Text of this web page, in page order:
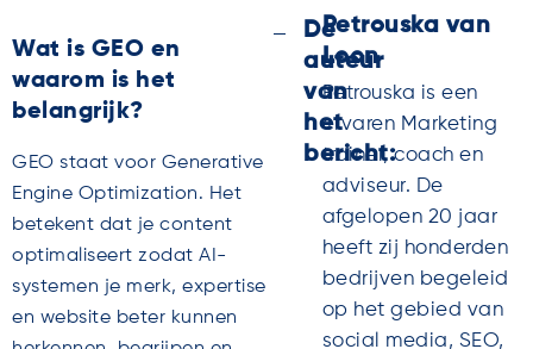
Wat is GEO en
waarom is het
belangrijk?
GEO staat voor Generative
Engine Optimization. Het
betekent dat je content
optimaliseert zodat AI-
systemen je merk, expertise
en website beter kunnen
De
auteur
van
het
bericht:
Petrouska van
Loon
Petrouska is een
ervaren Marketing
trainer, coach en
adviseur. De
afgelopen 20 jaar
heeft zij honderden
bedrijven begeleid
op het gebied van
social media, SEO,